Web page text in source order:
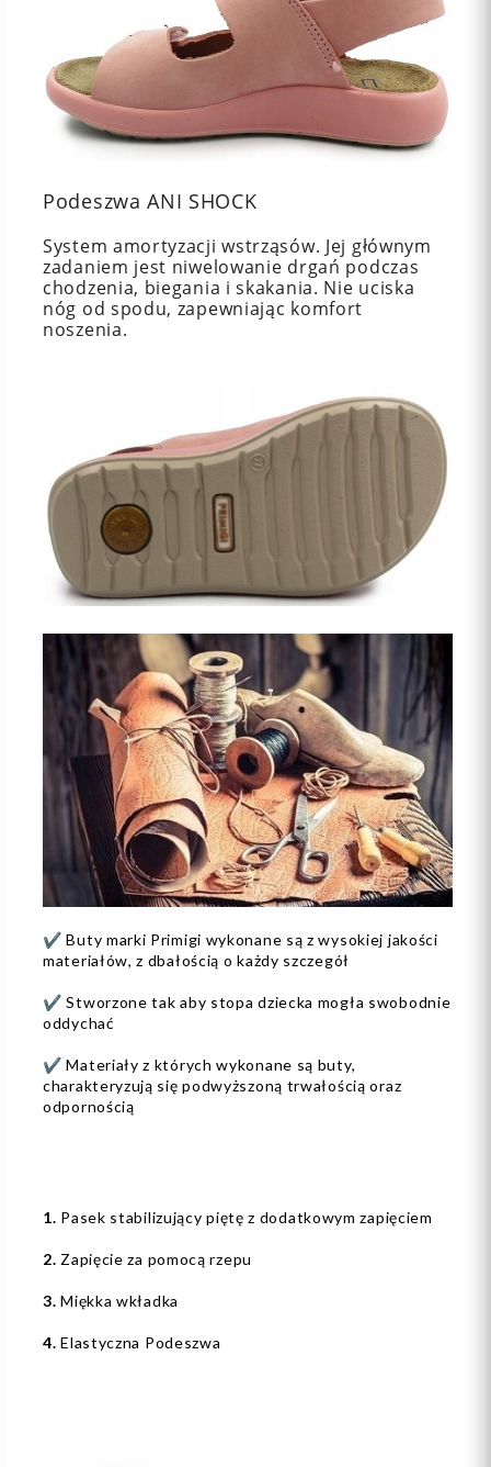
Podeszwa ANI SHOCK
System amortyzacji wstrząsów. Jej głównym
zadaniem jest niwelowanie drgań podczas
chodzenia, biegania i skakania. Nie uciska
nóg od spodu, zapewniając komfort
noszenia.
✔️ Buty marki Primigi wykonane są z wysokiej jakości
materiałów, z dbałością o każdy szczegół
✔️ Stworzone tak aby stopa dziecka mogła swobodnie
oddychać
✔️ Materiały z których wykonane są buty,
charakteryzują się podwyższoną trwałością oraz
odpornością
1. Pasek stabilizujący piętę z dodatkowym zapięciem
2. Zapięcie za pomocą rzepu
3.Miękka wkładka
4. Elastyczna Podeszwa